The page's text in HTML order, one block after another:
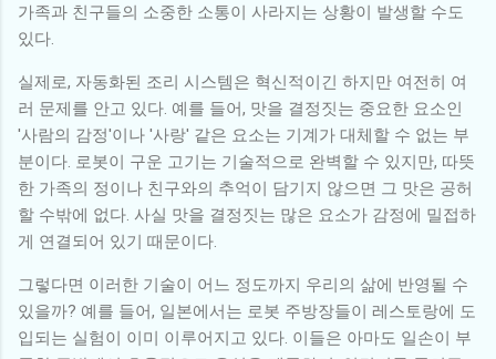
가족과 친구들의 소중한 소통이 사라지는 상황이 발생할 수도
있다.
실제로, 자동화된 조리 시스템은 혁신적이긴 하지만 여전히 여
러 문제를 안고 있다. 예를 들어, 맛을 결정짓는 중요한 요소인
'사람의 감정'이나 '사랑' 같은 요소는 기계가 대체할 수 없는 부
분이다. 로봇이 구운 고기는 기술적으로 완벽할 수 있지만, 따뜻
한 가족의 정이나 친구와의 추억이 담기지 않으면 그 맛은 공허
할 수밖에 없다. 사실 맛을 결정짓는 많은 요소가 감정에 밀접하
게 연결되어 있기 때문이다.
그렇다면 이러한 기술이 어느 정도까지 우리의 삶에 반영될 수
있을까? 예를 들어, 일본에서는 로봇 주방장들이 레스토랑에 도
입되는 실험이 이미 이루어지고 있다. 이들은 아마도 일손이 부